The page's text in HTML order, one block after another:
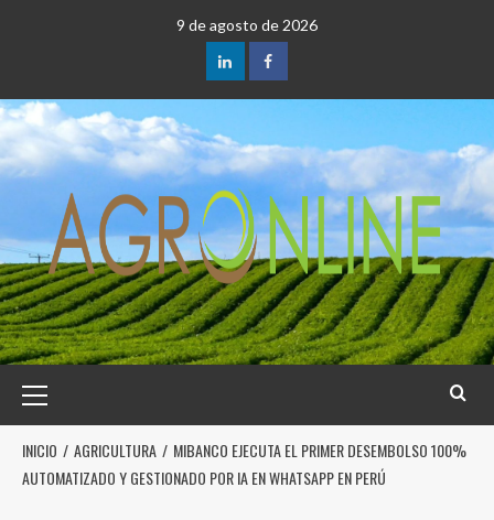
9 de agosto de 2026
INICIO AGRICULTURA
MIBANCO EJECUTA EL PRIMER DESEMBOLSO 100%
AUTOMATIZADO Y GESTIONADO POR IA EN WHATSAPP EN PERÚ